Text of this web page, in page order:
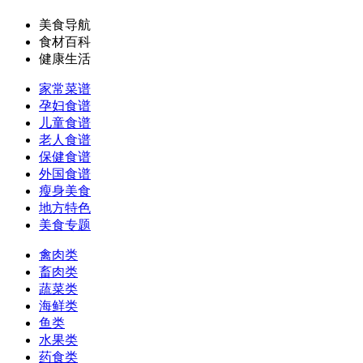
美食导航
食材百科
健康生活
家常菜谱
孕妇食谱
儿童食谱
老人食谱
保健食谱
外国食谱
瘦身美食
地方特色
美食专题
禽肉类
畜肉类
蔬菜类
海鲜类
鱼类
水果类
药食类